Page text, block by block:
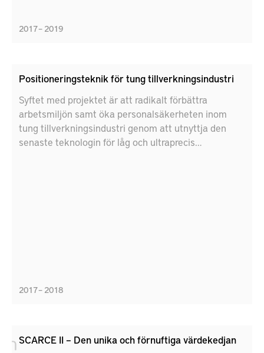
2017 – 2019
Positioneringsteknik för tung tillverkningsindustri
Syftet med projektet är att radikalt förbättra
arbetsmiljön samt öka personalsäkerheten inom
tung tillverkningsindustri genom att utnyttja den
senaste teknologin för låg och ultraprecis
2017 – 2018
SCARCE II – Den unika och förnuftiga värdekedjan